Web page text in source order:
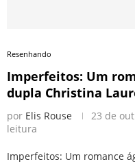
Resenhando
Imperfeitos: Um
dupla Christina
por Elis Rouse 23 de
leitura
Imperfeitos: Um romance